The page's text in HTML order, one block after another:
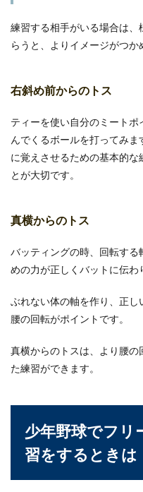
練習する相手がいる場合は
らうと、よりイメージがつか
右斜め前からのトス
ティーを使い自分のミート
んでくるボールを打ってみ
に覚えさせるための基本的な
とが大切です。
真横からのトス
バッティングの時、回転す
めの力が正しくバットに伝わ
ぶれない体の軸を作り、正
腰の回転がポイントです。
真横からのトスは、より腰
た練習ができます。
少年野球でフリ
習をするときは